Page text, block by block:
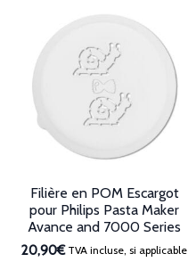
Filière en POM Escargot
pour Philips Pasta Maker
Avance and 7000 Series
20,90€TVA incluse, si applicable